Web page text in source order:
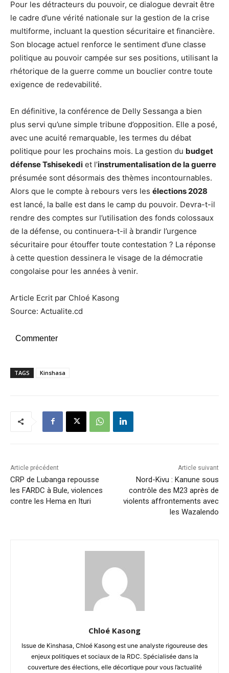
Pour les détracteurs du pouvoir, ce dialogue devrait être
le cadre d’une vérité nationale sur la gestion de la crise
multiforme, incluant la question sécuritaire et financière.
Son blocage actuel renforce le sentiment d’une classe
politique au pouvoir campée sur ses positions, utilisant la
rhétorique de la guerre comme un bouclier contre toute
exigence de redevabilité.
En définitive, la conférence de Delly Sessanga a bien
plus servi qu’une simple tribune d’opposition. Elle a posé,
avec une acuité remarquable, les termes du débat
politique pour les prochains mois. La gestion du budget
défense Tshisekedi et l’instrumentalisation de la guerre
présumée sont désormais des thèmes incontournables.
Alors que le compte à rebours vers les élections 2028
est lancé, la balle est dans le camp du pouvoir. Devra-t-il
rendre des comptes sur l’utilisation des fonds colossaux
de la défense, ou continuera-t-il à brandir l’urgence
sécuritaire pour étouffer toute contestation ? La réponse
à cette question dessinera le visage de la démocratie
congolaise pour les années à venir.
Article Ecrit par Chloé Kasong
Source: Actualite.cd
Commenter
TAGS Kinshasa
Article précédent
CRP de Lubanga repousse
les FARDC à Bule, violences
contre les Hema en Ituri
Article suivant
Nord-Kivu : Kanune sous
contrôle des M23 après de
violents affrontements avec
les Wazalendo
Chloé Kasong
Issue de Kinshasa, Chloé Kasong est une analyste rigoureuse des
enjeux politiques et sociaux de la RDC. Spécialisée dans la
couverture des élections, elle décortique pour vous l’actualité